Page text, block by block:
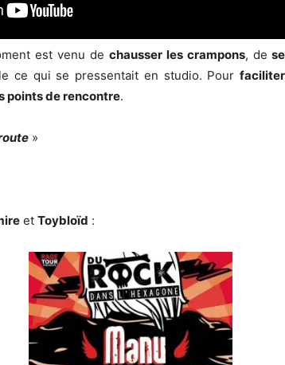
est venu de chausser les crampons, de
ce qui se pressentait en studio. Pour
points de rencontre.
»
et Toybloïd :